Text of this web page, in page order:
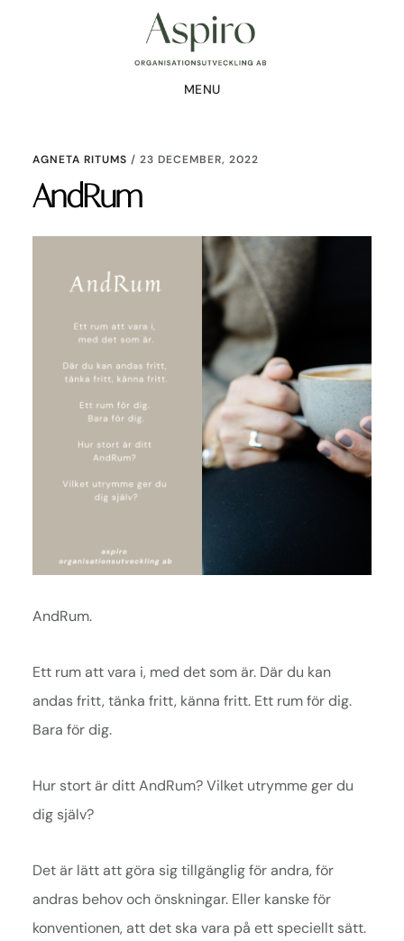
MENU
AGNETA RITUMS / 23 DECEMBER, 2022
AndRum
AndRum.
Ett rum att vara i, med det som är. Där du kan
andas fritt, tänka fritt, känna fritt. Ett rum för dig.
Bara för dig.
Hur stort är ditt AndRum? Vilket utrymme ger du
dig själv?
Det är lätt att göra sig tillgänglig för andra, för
andras behov och önskningar. Eller kanske för
konventionen, att det ska vara på ett speciellt sätt.